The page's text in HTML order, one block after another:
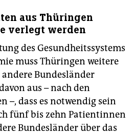
aus Thüringen
verlegt werden
des Gesundheitssystems
muss Thüringen weitere
Bundesländer
aus – nach den
–, dass es notwendig sein
fünf bis zehn Patientinnen
Bundesländer über das